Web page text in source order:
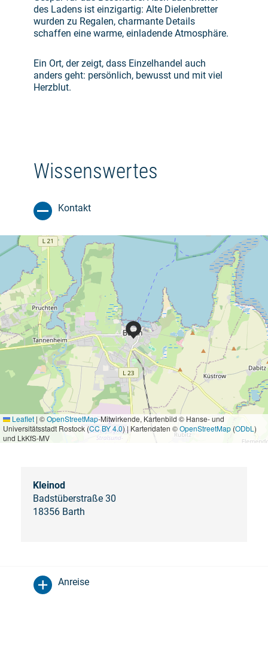
des Ladens ist einzigartig: Alte Dielenbretter
wurden zu Regalen, charmante Details
schaffen eine warme, einladende Atmosphäre.
Ein Ort, der zeigt, dass Einzelhandel auch
anders geht: persönlich, bewusst und mit viel
Herzblut.
Wissenswertes
Kontakt
Leaflet | ©OpenStreetMap-Mitwirkende, Kartenbild © Hanse- und
Universitätsstadt Rostock (CC BY 4.0) | Kartendaten ©OpenStreetMap (ODbL )
und LkKfS-MV
Kleinod
Badstüberstraße 30
18356 Barth
Anreise